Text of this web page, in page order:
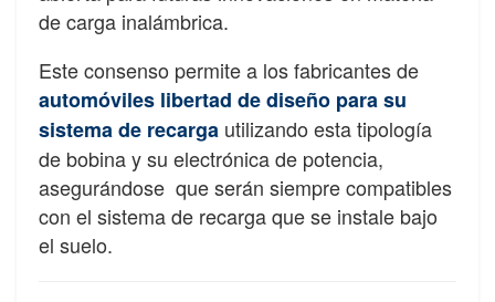
de carga inalámbrica.
Este consenso permite a los fabricantes de
automóviles libertad de diseño para su
sistema de recarga utilizando esta tipología
de bobina y su electrónica de potencia,
asegurándose que serán siempre compatibles
con el sistema de recarga que se instale bajo
el suelo.